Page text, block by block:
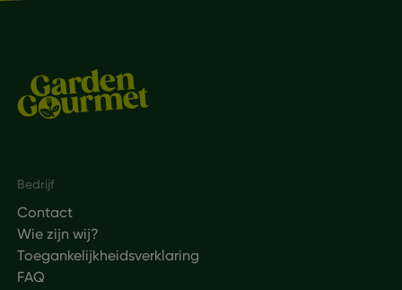
Footer
Bedrijf
Contact
Wie zijn wij?
Toegankelijkheidsverklaring
FAQ